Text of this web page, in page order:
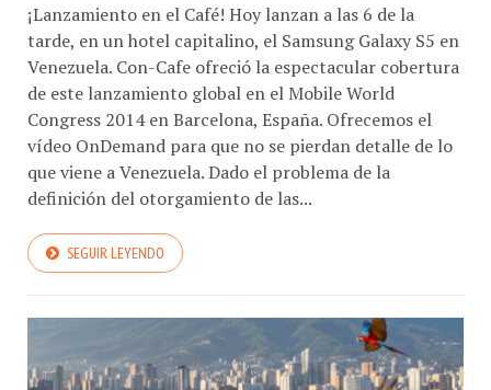
¡Lanzamiento en el Café! Hoy lanzan a las 6 de la
tarde, en un hotel capitalino, el Samsung Galaxy S5 en
Venezuela. Con-Cafe ofreció la espectacular cobertura
de este lanzamiento global en el Mobile World
Congress 2014 en Barcelona, España. Ofrecemos el
vídeo OnDemand para que no se pierdan detalle de lo
que viene a Venezuela. Dado el problema de la
definición del otorgamiento de las...
SEGUIR LEYENDO